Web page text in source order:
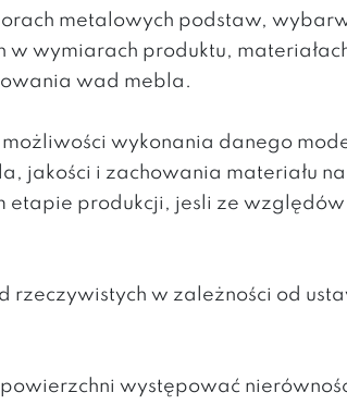
metalowych podstaw,
wymiarach produktu,
wad mebla.
wykonania danego
jakości i zachowania materiału
produkcji, jesli ze względów
w zależności od
występować